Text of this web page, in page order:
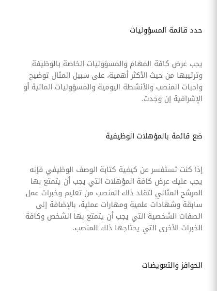
حدد قائمة المسؤوليات
يجب عرض كافة المهام والمسؤوليات الخاصة بالوظيفة
وترتيبها من حيث الأكثر أهمية، على سبيل المثال توضيح
واجبات المنصب والأنشطة اليومية والمسؤوليات المالية أو
الإشرافية إن وجدت.
ضع قائمة بالمؤهلات الوظيفية
إذا كنت تستفسر عن كيفية كتابة الوصف الوظيفي فإنه
يجب عليك عرض كافة المؤهلات التي يجب أن يتمتع بها
المرشح المثالي لتقلد ذلك المنصب من تعليم وخبرات عمل
سابقة وشهادات علمية ومهارات عملية، بالإضافة إلى
الصفات الشخصية التي يجب أن يتمتع بها الشخص وكافة
الخبرات الأخرى التي يحتاجها ذلك المنصب.
الحوافز والتعويضات